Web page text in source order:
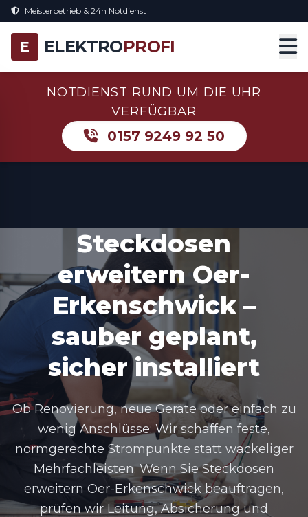
Meisterbetrieb & 24h Notdienst
E ELEKTROPROFI
NOTDIENST RUND UM DIE UHR
VERFÜGBAR
0157 9249 92 50
Steckdosen
erweitern Oer-
Erkenschwick –
sauber geplant,
sicher installiert
Ob Renovierung, neue Geräte oder einfach zu
wenig Anschlüsse: Wir schaffen feste,
normgerechte Strompunkte statt wackeliger
Mehrfachleisten. Wenn Sie Steckdosen
erweitern Oer-Erkenschwick beauftragen,
prüfen wir Leitung, Absicherung und